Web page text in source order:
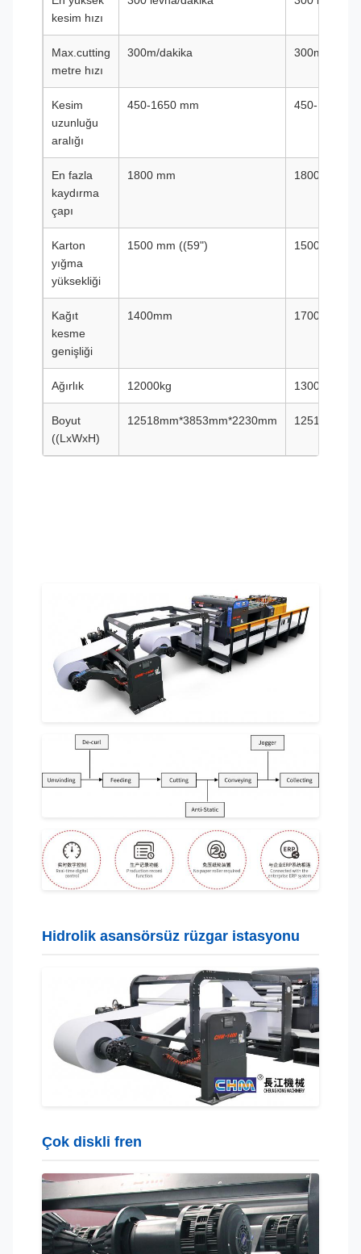
kesim hızı
Max.cutting
metre hızı
300m/dakika 300m/dakika
Kesim
uzunluğu
aralığı
450-1650 mm 450-1650
En fazla
kaydırma
çapı
1800 mm 1800 mm
Karton
yığma
yüksekliği
1500 mm ((59") 1500 mm
Kağıt
kesme
genişliği
1400mm 1700 mm
Ağırlık 12000kg 13000kg
Boyut
((LxWxH)
12518mm*3853mm*2230mm
Hidrolik asansörsüz rüzgar istasyonu
Çok diskli fren